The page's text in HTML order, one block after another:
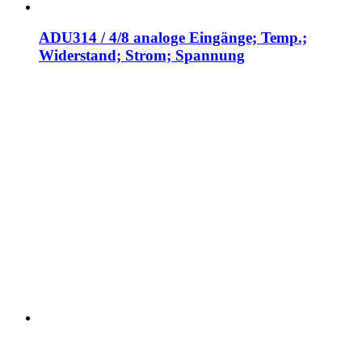
ADU314 / 4/8 analoge Eingänge; Temp.;
Widerstand; Strom; Spannung